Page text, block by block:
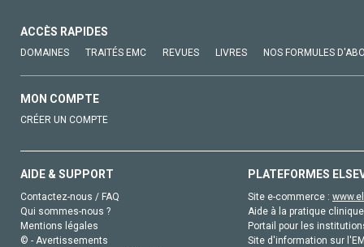
ACCÈS RAPIDES
DOMAINES TRAITÉS EMC REVUES LIVRES NOS FORMULES
MON COMPTE
CRÉER UN COMPTE
AIDE & SUPPORT
Contactez-nous / FAQ
Qui sommes-nous ?
Mentions légales
© - Avertissements
PLATEFORMES
Site e-commerce :
Aide à la pratique
Portail pour les
Site d'information sur